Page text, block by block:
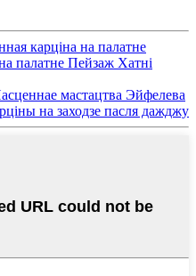
карціна на палатне
палатне Пейзаж Хатні
мастацтва Эйфелева
на заходзе пасля дажджу